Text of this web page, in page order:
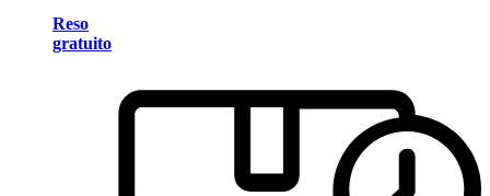
Reso
gratuito